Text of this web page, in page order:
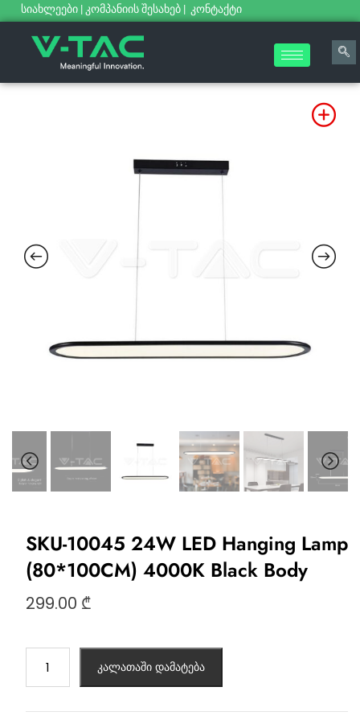
სიახლეები | კომპანიის შესახებ | კონტაქტი
SKU-10045 24W LED Hanging Lamp
(80*100CM) 4000K Black Body
299.00 ₾
კალათაში დამატება